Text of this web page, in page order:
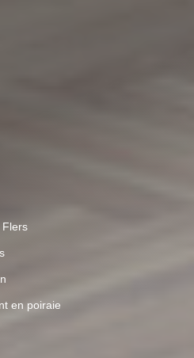
Flers
en poiraie